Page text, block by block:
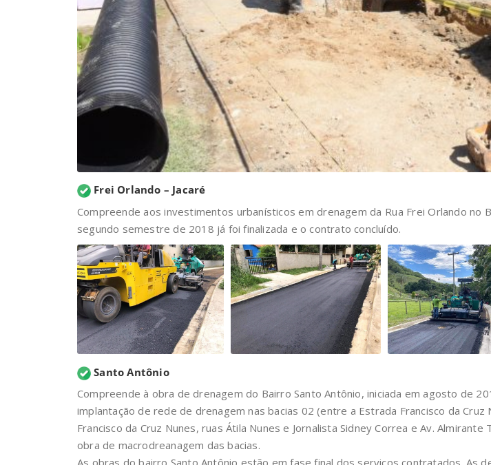
Frei Orlando – Jacaré
Compreende aos investimentos urbanísticos em drenagem da Rua Frei Orlando no
segundo semestre de 2018 já foi finalizada e o contrato concluído.
Santo Antônio
Compreende à obra de drenagem do Bairro Santo Antônio, iniciada em agosto de
implantação de rede de drenagem nas bacias 02 (entre a Estrada Francisco da
Francisco da Cruz Nunes, ruas Átila Nunes e Jornalista Sidney Correa e Av.
obra de macrodreanagem das bacias.